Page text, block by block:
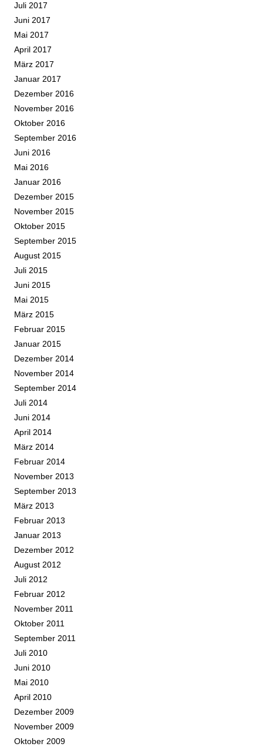
Juli 2017
Juni 2017
Mai 2017
April 2017
März 2017
Januar 2017
Dezember 2016
November 2016
Oktober 2016
September 2016
Juni 2016
Mai 2016
Januar 2016
Dezember 2015
November 2015
Oktober 2015
September 2015
August 2015
Juli 2015
Juni 2015
Mai 2015
März 2015
Februar 2015
Januar 2015
Dezember 2014
November 2014
September 2014
Juli 2014
Juni 2014
April 2014
März 2014
Februar 2014
November 2013
September 2013
März 2013
Februar 2013
Januar 2013
Dezember 2012
August 2012
Juli 2012
Februar 2012
November 2011
Oktober 2011
September 2011
Juli 2010
Juni 2010
Mai 2010
April 2010
Dezember 2009
November 2009
Oktober 2009